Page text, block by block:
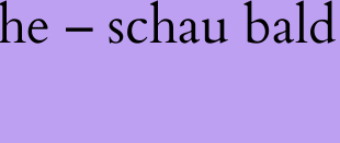
– schau